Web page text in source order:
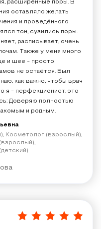
расширенные поры. В
оставляло желать
и проведённого
тон, сузились поры.
расписывает, очень
Также у меня много
и шее - просто
не остаётся. Был
как важно, чтобы врач
я - перфекционист, это
Доверяю полностью
и родным.
Косметолог (взрослый),
5/5